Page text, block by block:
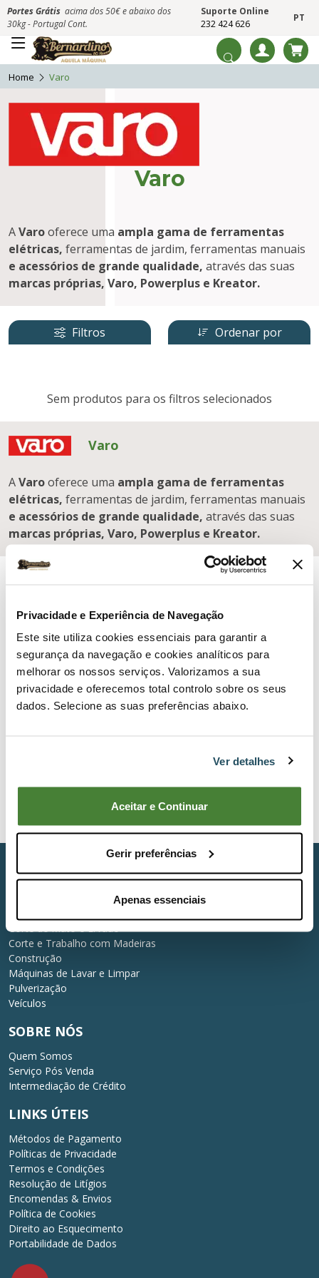
Privacidade e Experiência de Navegação
Este site utiliza cookies essenciais para garantir a
segurança da navegação e cookies analíticos para
melhorar os nossos serviços. Valorizamos a sua
privacidade e oferecemos total controlo sobre os seus
dados. Selecione as suas preferências abaixo.
Ver detalhes
Aceitar e Continuar
Gerir preferências
Apenas essenciais
Portes Grátis acima dos 50€ e abaixo dos
30kg - Portugal Cont.
Suporte Online
232 424 626
PT
Home Varo
Varo
AVarooferece uma ampla gama de ferramentas
elétricas, ferramentas de jardim, ferramentas manuais
e acessórios de grande qualidade, através das suas
marcas próprias, Varo, Powerplus e Kreator.
Filtros Ordenar por
Sem produtos para os filtros selecionados
Varo
AVarooferece uma ampla gama de ferramentas
elétricas, ferramentas de jardim, ferramentas manuais
e acessórios de grande qualidade, através das suas
marcas próprias, Varo, Powerplus e Kreator.
LIGUE-SE À BERNARDINOS
Ao subscrever, receba e-mails da BERNARDINOS com
notícias, ofertas especiais, promoções e outras
Subscrever
Li e aceito os termos e condições relativos à
subscrição da Newsletter*
PRINCIPAIS CATEGORIAS
Atividades e Manutenção do Solo
Corte de Mato e Ervado
Corte e Trabalho com Madeiras
Construção
Máquinas de Lavar e Limpar
Pulverização
Veículos
SOBRE NÓS
Quem Somos
Serviço Pós Venda
Intermediação de Crédito
LINKS ÚTEIS
Métodos de Pagamento
Políticas de Privacidade
Termos e Condições
Resolução de Litígios
Encomendas & Envios
Política de Cookies
Direito ao Esquecimento
Portabilidade de Dados